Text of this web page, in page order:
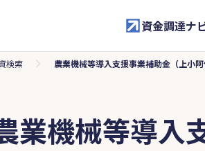
資金調達ナ
検索 農業機械等導入支援事業補助金（上小阿
業機械等導入